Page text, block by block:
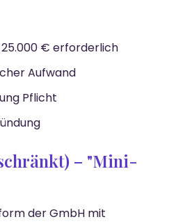
€ erforderlich
Aufwand
Pflicht
– "Mini-
der GmbH mit